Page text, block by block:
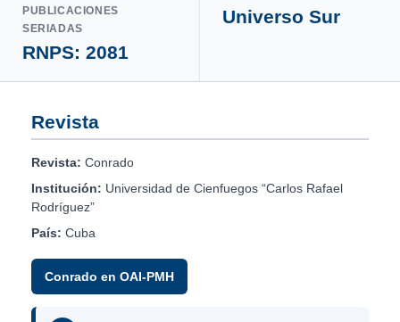
PUBLICACIONES
SERIADAS
RNPS: 2081
Universo Sur
Revista
Revista: Conrado
Institución: Universidad de Cienfuegos “Carlos Rafael
Rodríguez”
País: Cuba
Conrado en OAI-PMH